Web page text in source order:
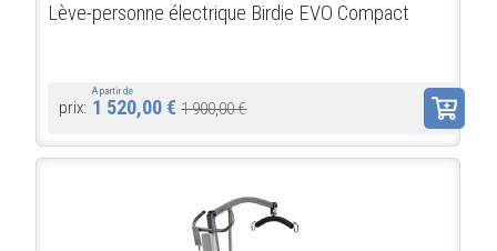
Lève-personne électrique Birdie EVO Compact
prix:
A partir de
1 520,00 € 1 900,00 €